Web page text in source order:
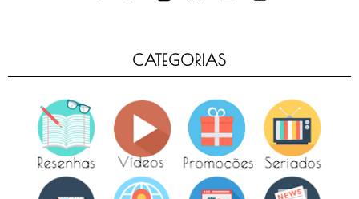
CATEGORIAS